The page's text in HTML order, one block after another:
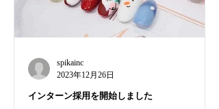
インターン採用を開始しました
spikainc
2023年12月26日